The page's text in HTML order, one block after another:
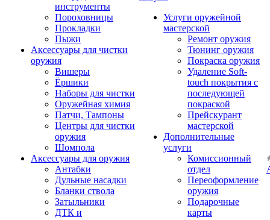
инструменты
Пороховницы
Прокладки
Пыжи
Аксессуары для чистки
оружия
Вишеры
Ёршики
Наборы для чистки
Оружейная химия
Патчи, Тампоны
Центры для чистки
оружия
Шомпола
Аксессуары для оружия
Антабки
Дульные насадки
Бланки ствола
Затыльники
ДТК и
Услуги оружейной
мастерской
Ремонт оружия
Тюнинг оружия
Покраска оружия
Удаление Soft-
touch покрытия с
последующей
покраской
Прейскурант
мастерской
Дополнительные
услуги
Комиссионный
отдел
Переоформление
оружия
Подарочные
карты